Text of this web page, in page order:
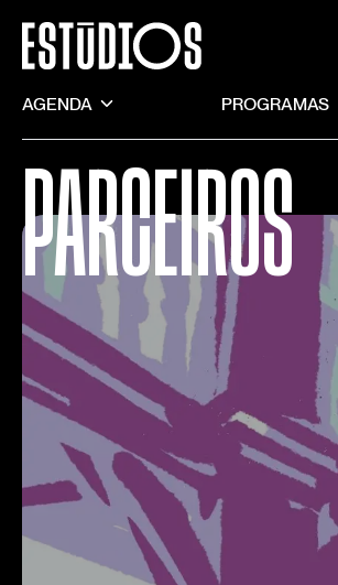
AGENDA PROGRAMAS
PARCEIROS